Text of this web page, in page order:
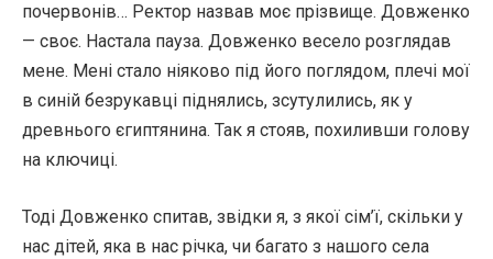
почервонів… Ректор назвав моє прізвище. Довженко
— своє. Настала пауза. Довженко весело розглядав
мене. Мені стало ніяково під його поглядом, плечі мої
в синій безрукавці піднялись, зсутулились, як у
древнього єгиптянина. Так я стояв, похиливши голову
на ключиці.
Тоді Довженко спитав, звідки я, з якої сім’ї, скільки у
нас дітей, яка в нас річка, чи багато з нашого села